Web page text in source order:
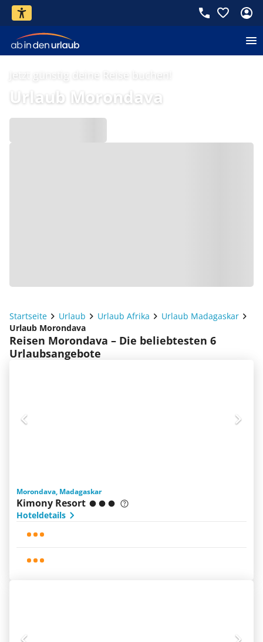
Jetzt günstig deine Reise buchen!
Urlaub Morondava
Startseite Urlaub Urlaub Afrika
Urlaub Madagaskar
Urlaub Morondava
Reisen Morondava – Die beliebtesten 6
Urlaubsangebote
Morondava, Madagaskar
Kimony Resort
Hoteldetails